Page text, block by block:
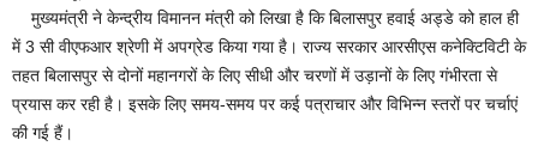
मुख्यमंत्री ने केन्द्रीय विमानन मंत्री को लिखा है कि बिलासपुर हवाई अड्डे को हाल ही
में 3 सी वीएफआर श्रेणी में अपग्रेड किया गया है। राज्य सरकार आरसीएस कनेक्टिविटी के
तहत बिलासपुर से दोनों महानगरों के लिए सीधी और चरणों में उड़ानों के लिए गंभीरता से
प्रयास कर रही है। इसके लिए समय-समय पर कई पत्राचार और विभिन्न स्तरों पर चर्चाएं
की गई हैं।